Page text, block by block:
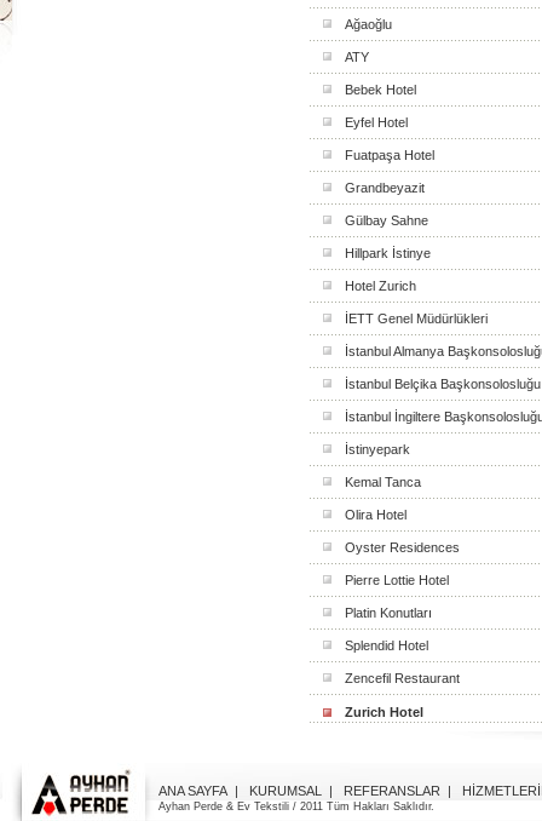
Ağaoğlu
ATY
Bebek Hotel
Eyfel Hotel
Fuatpaşa Hotel
Grandbeyazit
Gülbay Sahne
Hillpark İstinye
Hotel Zurich
İETT Genel Müdürlükleri
İstanbul Almanya
İstanbul Belçika Başkonsolosluğu
İstanbul İngiltere
İstinyepark
Kemal Tanca
Olira Hotel
Oyster Residences
Pierre Lottie Hotel
Platin Konutları
Splendid Hotel
Zencefil Restaurant
Zurich Hotel
ANA SAYFA | KURUMSAL | REFERANSLAR |
Ayhan Perde & Ev Tekstili / 2011 Tüm Hakları Saklıdır.